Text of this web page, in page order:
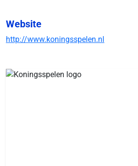
Website
http://www.koningsspelen.nl